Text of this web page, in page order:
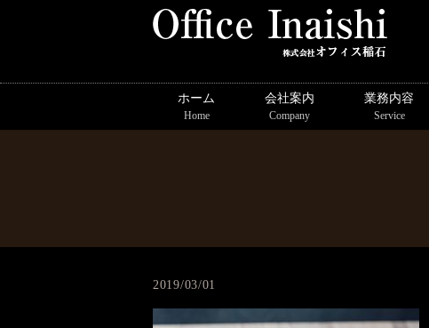
ホーム
Home
会社案内
Company
業務内容
Service
2019/03/01